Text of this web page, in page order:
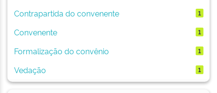
Contrapartida do convenente 1
Convenente 1
Formalização do convênio 1
Vedação 1